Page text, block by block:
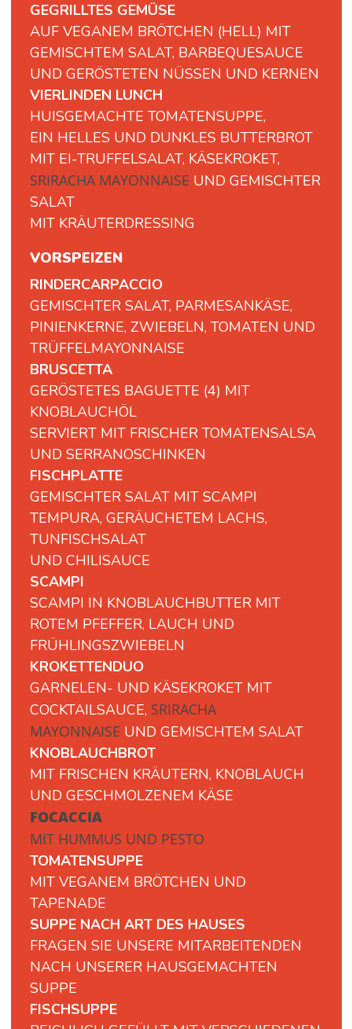
GEGRILLTES GEMÜSE
AUF VEGANEM BRÖTCHEN (HELL) MIT
GEMISCHTEM SALAT, BARBEQUESAUCE
UND GERÖSTETEN NÜSSEN UND KERNEN
VIERLINDEN LUNCH
HUISGEMACHTE TOMATENSUPPE,
EIN HELLES UND DUNKLES BUTTERBROT
MIT EI-TRUFFELSALAT, KÄSEKROKET,
SRIRACHA MAYONNAISE UND GEMISCHTER
SALAT
MIT KRÄUTERDRESSING
VORSPEIZEN
RINDERCARPACCIO
GEMISCHTER SALAT, PARMESANKÄSE,
PINIENKERNE, ZWIEBELN, TOMATEN UND
TRÜFFELMAYONNAISE
BRUSCETTA
GERÖSTETES BAGUETTE (4) MIT
KNOBLAUCHÖL
SERVIERT MIT FRISCHER TOMATENSALSA
UND SERRANOSCHINKEN
FISCHPLATTE
GEMISCHTER SALAT MIT SCAMPI
TEMPURA, GERÄUCHETEM LACHS,
TUNFISCHSALAT
UND CHILISAUCE
SCAMPI
SCAMPI IN KNOBLAUCHBUTTER MIT
ROTEM PFEFFER, LAUCH UND
FRÜHLINGSZWIEBELN
KROKETTENDUO
GARNELEN- UND KÄSEKROKET MIT
COCKTAILSAUCE, SRIRACHA
MAYONNAISE UND GEMISCHTEM SALAT
KNOBLAUCHBROT
MIT FRISCHEN KRÄUTERN, KNOBLAUCH
UND GESCHMOLZENEM KÄSE
FOCACCIA
MIT HUMMUS UND PESTO
TOMATENSUPPE
MIT VEGANEM BRÖTCHEN UND
TAPENADE
SUPPE NACH ART DES HAUSES
FRAGEN SIE UNSERE MITARBEITENDEN
NACH UNSERER HAUSGEMACHTEN
SUPPE
FISCHSUPPE